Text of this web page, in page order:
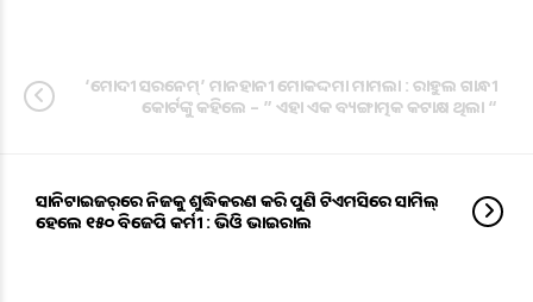
‘ମୋଦୀ ସରନେମ୍‌’ ମାନହାନୀ ମୋକଦ୍ଦମା ମାମଲା : ରାହୁଲ ଗାନ୍ଧୀ
କୋର୍ଟଙ୍କୁ କହିଲେ – ” ଏହା ଏକ ବ୍ୟଙ୍ଗାତ୍ମକ କଟାକ୍ଷ ଥିଲା “
ସାନିଟାଇଜର୍‌ରେ ନିଜକୁ ଶୁଦ୍ଧିକରଣ କରି ପୁଣି ଟିଏମସିରେ ସାମିଲ୍
ହେଲେ ୧୫୦ ବିଜେପି କର୍ମୀ : ଭିଡିଓ ଭାଇରାଲ